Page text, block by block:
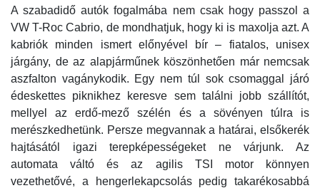
A szabadidő autók fogalmába nem csak hogy passzol a
VW T-Roc Cabrio, de mondhatjuk, hogy ki is maxolja azt. A
kabriók minden ismert előnyével bír – fiatalos, unisex
járgány, de az alapjárműnek köszönhetően már nemcsak
aszfalton vagánykodik. Egy nem túl sok csomaggal járó
édeskettes piknikhez keresve sem találni jobb szállítót,
mellyel az erdő-mező szélén és a sövényen túlra is
merészkedhetünk. Persze megvannak a határai, elsőkerék
hajtásától igazi terepképességeket ne várjunk. Az
automata váltó és az agilis TSI motor könnyen
vezethetővé, a hengerlekapcsolás pedig takarékosabbá